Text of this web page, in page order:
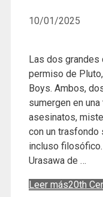
10/01/2025
Las dos grandes
permiso de
Boys. Ambos,
sumergen en
asesinatos,
con un trasfondo
incluso
Urasawa de …
Leer más20th